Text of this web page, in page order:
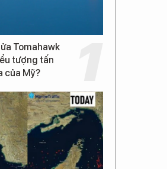
Tomahawk
tượng tấn
của Mỹ?